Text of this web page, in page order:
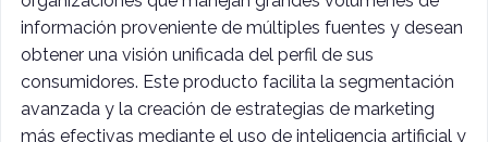
información proveniente de múltiples fuentes y desean
obtener una visión unificada del perfil de sus
consumidores. Este producto facilita la segmentación
avanzada y la creación de estrategias de marketing
más efectivas mediante el uso de inteligencia artificial y